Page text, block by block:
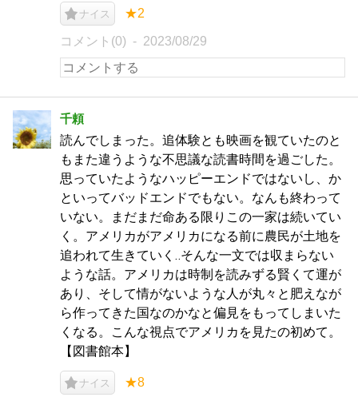
ナイス ★2
コメント(0) 2023/08/29
千頼
読んでしまった。追体験とも映画を観ていたのと
もまた違うような不思議な読書時間を過ごした。
思っていたようなハッピーエンドではないし、か
といってバッドエンドでもない。なんも終わって
いない。まだまだ命ある限りこの一家は続いてい
く。アメリカがアメリカになる前に農民が土地を
追われて生きていく‥そんな一文では収まらない
ような話。アメリカは時制を読みずる賢くて運が
あり、そして情がないような人が丸々と肥えなが
ら作ってきた国なのかなと偏見をもってしまいた
くなる。こんな視点でアメリカを見たの初めて。
【図書館本】
ナイス ★8